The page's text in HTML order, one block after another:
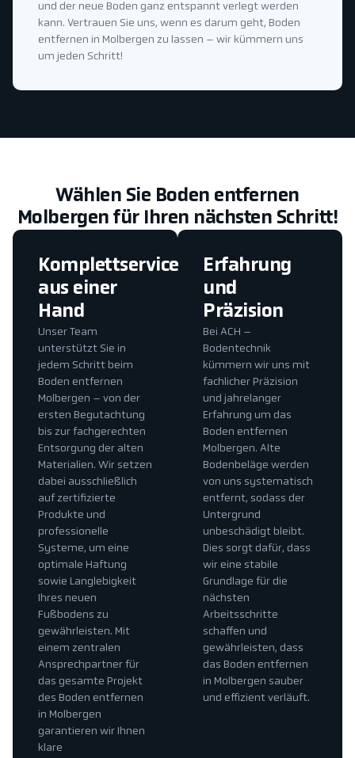
und der neue Boden ganz entspannt verlegt werden
kann. Vertrauen Sie uns, wenn es darum geht, Boden
entfernen in Molbergen zu lassen – wir kümmern uns
um jeden Schritt!
Wählen Sie Boden entfernen
Molbergen für Ihren nächsten Schritt!
Erfahrung
und
Präzision
Bei ACH –
Bodentechnik
kümmern wir uns mit
fachlicher Präzision
und jahrelanger
Erfahrung um das
Boden entfernen
Molbergen. Alte
Bodenbeläge werden
von uns systematisch
entfernt, sodass der
Untergrund
unbeschädigt bleibt.
Dies sorgt dafür, dass
wir eine stabile
Grundlage für die
nächsten
Arbeitsschritte
schaffen und
gewährleisten, dass
das Boden entfernen
in Molbergen sauber
und effizient verläuft.
Komplettservice
aus einer
Hand
Unser Team
unterstützt Sie in
jedem Schritt beim
Boden entfernen
Molbergen – von der
ersten Begutachtung
bis zur fachgerechten
Entsorgung der alten
Materialien. Wir setzen
dabei ausschließlich
auf zertifizierte
Produkte und
professionelle
Systeme, um eine
optimale Haftung
sowie Langlebigkeit
Ihres neuen
Fußbodens zu
gewährleisten. Mit
einem zentralen
Ansprechpartner für
das gesamte Projekt
des Boden entfernen
in Molbergen
garantieren wir Ihnen
klare